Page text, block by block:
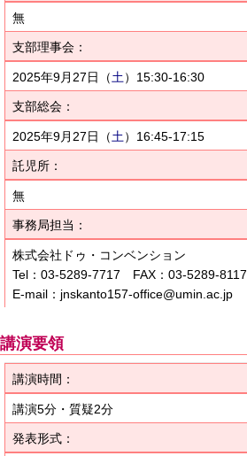
無
支部理事会：
2025年9月27日 （土） 15:30-16:30
支部総会：
2025年9月27日 （土） 16:45-17:15
託児所：
無
事務局担当：
株式会社ドゥ・コンベンション
Tel：03-5289-7717 FAX：03-5289-8117
E-mail：jnskanto157-office@umin.ac.jp
講演要領
講演時間：
講演5分・質疑2分
発表形式：